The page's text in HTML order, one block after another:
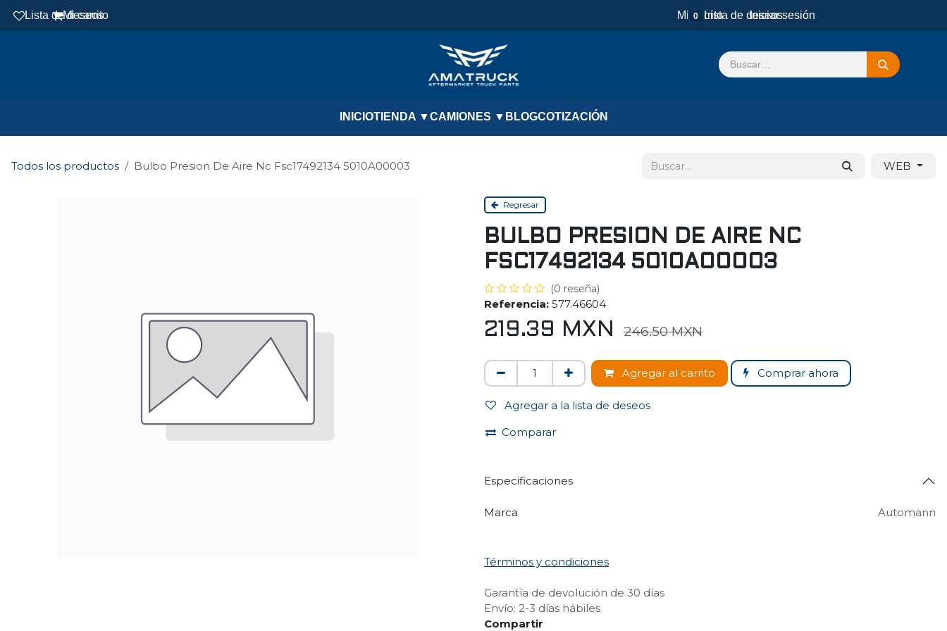
Lista de deseos
Mi carrito Mi carrito
0 Lista de deseosIniciar sesión
INICIOTIENDA ▼CAMIONES ▼ BLOGCOTIZACIÓN
Todos los productos Bulbo Presion De Aire Nc Fsc17492134 5010A00003 WEB
Regresar
BULBO PRESION DE AIRE NC
FSC17492134 5010A00003
(0 reseña)
Referencia: 577.46604
219.39 MXN 246.50MXN
Agregar al carrito Comprar ahora
Agregar a la lista de deseos
Comparar
Especificaciones
Marca Automann
Términos y condiciones
Garantía de devolución de 30 días
Envío: 2-3 días hábiles